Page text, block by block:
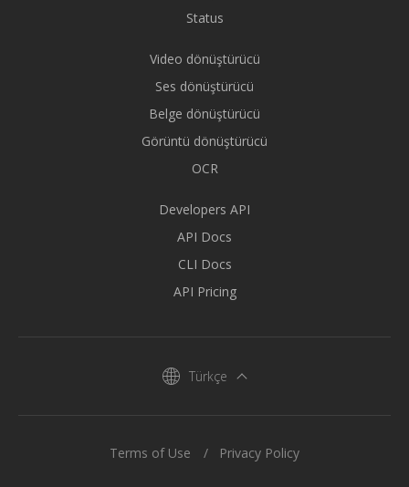
Status
Video dönüştürücü
Ses dönüştürücü
Belge dönüştürücü
Görüntü dönüştürücü
OCR
Developers API
API Docs
CLI Docs
API Pricing
Türkçe
Terms of Use Privacy Policy